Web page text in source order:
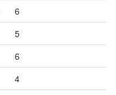
6
5
6
4